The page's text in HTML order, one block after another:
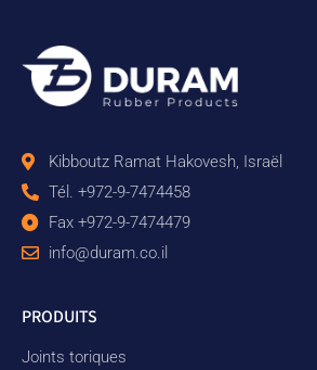
Kibboutz Ramat Hakovesh, Israël
Tél. +972-9-7474458
Fax +972-9-7474479
info@duram.co.il
PRODUITS
Joints toriques